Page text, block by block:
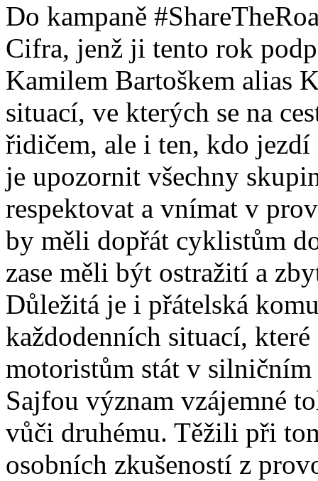
Do kampaně
Cifra, jenž ji tento rok
Kamilem Bartoškem alias
situací, ve kterých se na
řidičem, ale i ten, kdo
je upozornit všechny
respektovat a vnímat v
by měli dopřát cyklistům
zase měli být ostražití a
Důležitá je i přátelská
každodenních situací,
motoristům stát v
Sajfou význam vzájemné
vůči druhému. Těžili při
osobních zkušeností z